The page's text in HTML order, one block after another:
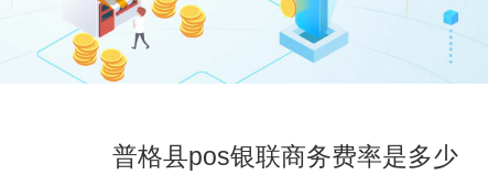
普格县pos银联商务费率是多少